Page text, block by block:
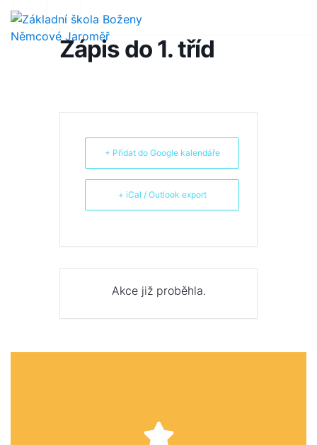
Zápis do 1. tříd
+ Přidat do Google kalendáře
+ iCal / Outlook export
Akce již proběhla.